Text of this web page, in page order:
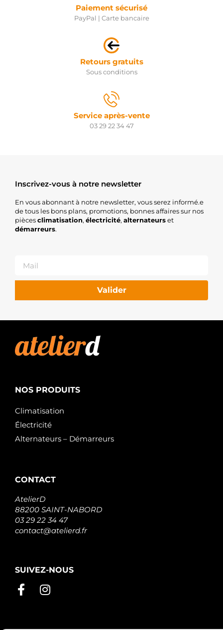
Paiement sécurisé
PayPal | Carte bancaire
Retours gratuits
Sous conditions
Service après-vente
03 29 22 34 47
Inscrivez-vous à notre newsletter
En vous abonnant à notre newsletter, vous serez informé.e
de tous les bons plans, promotions, bonnes affaires sur nos
piècesclimatisation, électricité, alternateurset
démarreurs.
Valider
NOS PRODUITS
Climatisation
Électricité
Alternateurs – Démarreurs
CONTACT
AtelierD
88200 SAINT-NABORD
03 29 22 34 47
contact@atelierd.fr
SUIVEZ-NOUS